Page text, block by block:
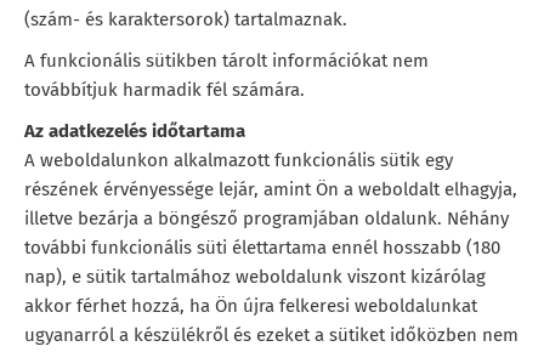
(szám- és karaktersorok) tartalmaznak.
A funkcionális sütikben tárolt információkat nem
továbbítjuk harmadik fél számára.
Az adatkezelés időtartama
A weboldalunkon alkalmazott funkcionális sütik egy
részének érvényessége lejár, amint Ön a weboldalt elhagyja,
illetve bezárja a böngésző programjában oldalunk. Néhány
további funkcionális süti élettartama ennél hosszabb (180
nap), e sütik tartalmához weboldalunk viszont kizárólag
akkor férhet hozzá, ha Ön újra felkeresi weboldalunkat
ugyanarról a készülékről és ezeket a sütiket időközben nem